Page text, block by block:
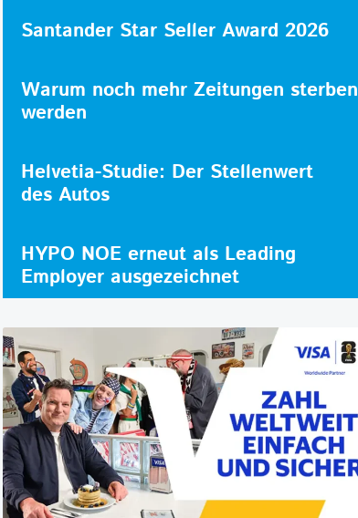
Santander Star Seller Award 2026
Warum noch mehr Zeitungen sterben
werden
Helvetia-Studie: Der Stellenwert
des Autos
HYPO NOE erneut als Leading
Employer ausgezeichnet